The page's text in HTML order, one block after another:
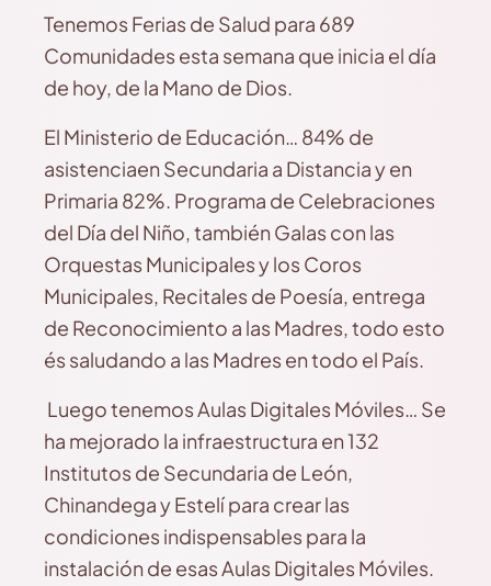
Tenemos Ferias de Salud para 689
Comunidades esta semana que inicia el día
de hoy, de la Mano de Dios.
El Ministerio de Educación… 84% de
asistenciaen Secundaria a Distancia y en
Primaria 82%. Programa de Celebraciones
del Día del Niño, también Galas con las
Orquestas Municipales y los Coros
Municipales, Recitales de Poesía, entrega
de Reconocimiento a las Madres, todo esto
és saludando a las Madres en todo el País.
Luego tenemos Aulas Digitales Móviles… Se
ha mejorado la infraestructura en 132
Institutos de Secundaria de León,
Chinandega y Estelí para crear las
condiciones indispensables para la
instalación de esas Aulas Digitales Móviles.